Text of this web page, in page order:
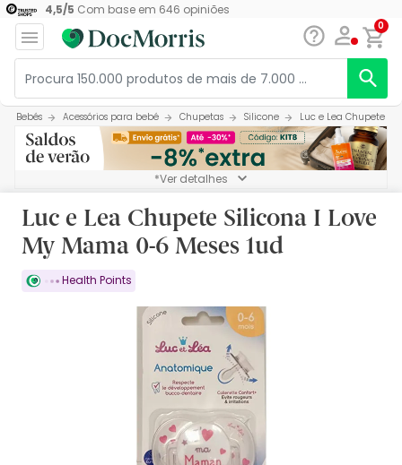
4,5/5 Com base em 646 opiniões
0
Bebés Acessórios para bebé Chupetas Silicone Luc e Lea Chupete
*Ver detalhes
Luc e Lea Chupete Silicona I Love
My Mama 0-6 Meses 1ud
Health Points